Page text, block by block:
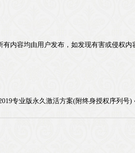
内容均由用户发布，如发现有害或侵权内
专业版永久激活方案(附终身授权序列号)